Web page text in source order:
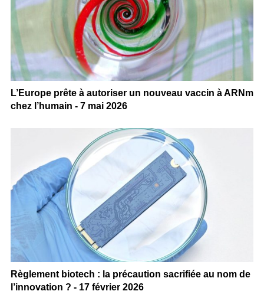
L’Europe prête à autoriser un nouveau vaccin à ARNm
chez l’humain - 7 mai 2026
Règlement biotech : la précaution sacrifiée au nom de
l’innovation ? - 17 février 2026